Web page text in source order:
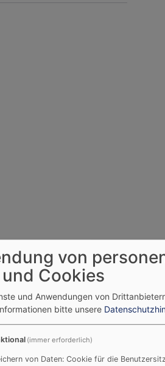
von
Cookies
und Anwendungen von
bitte unsere
(immer erforderlich)
von Daten: Cookie für die